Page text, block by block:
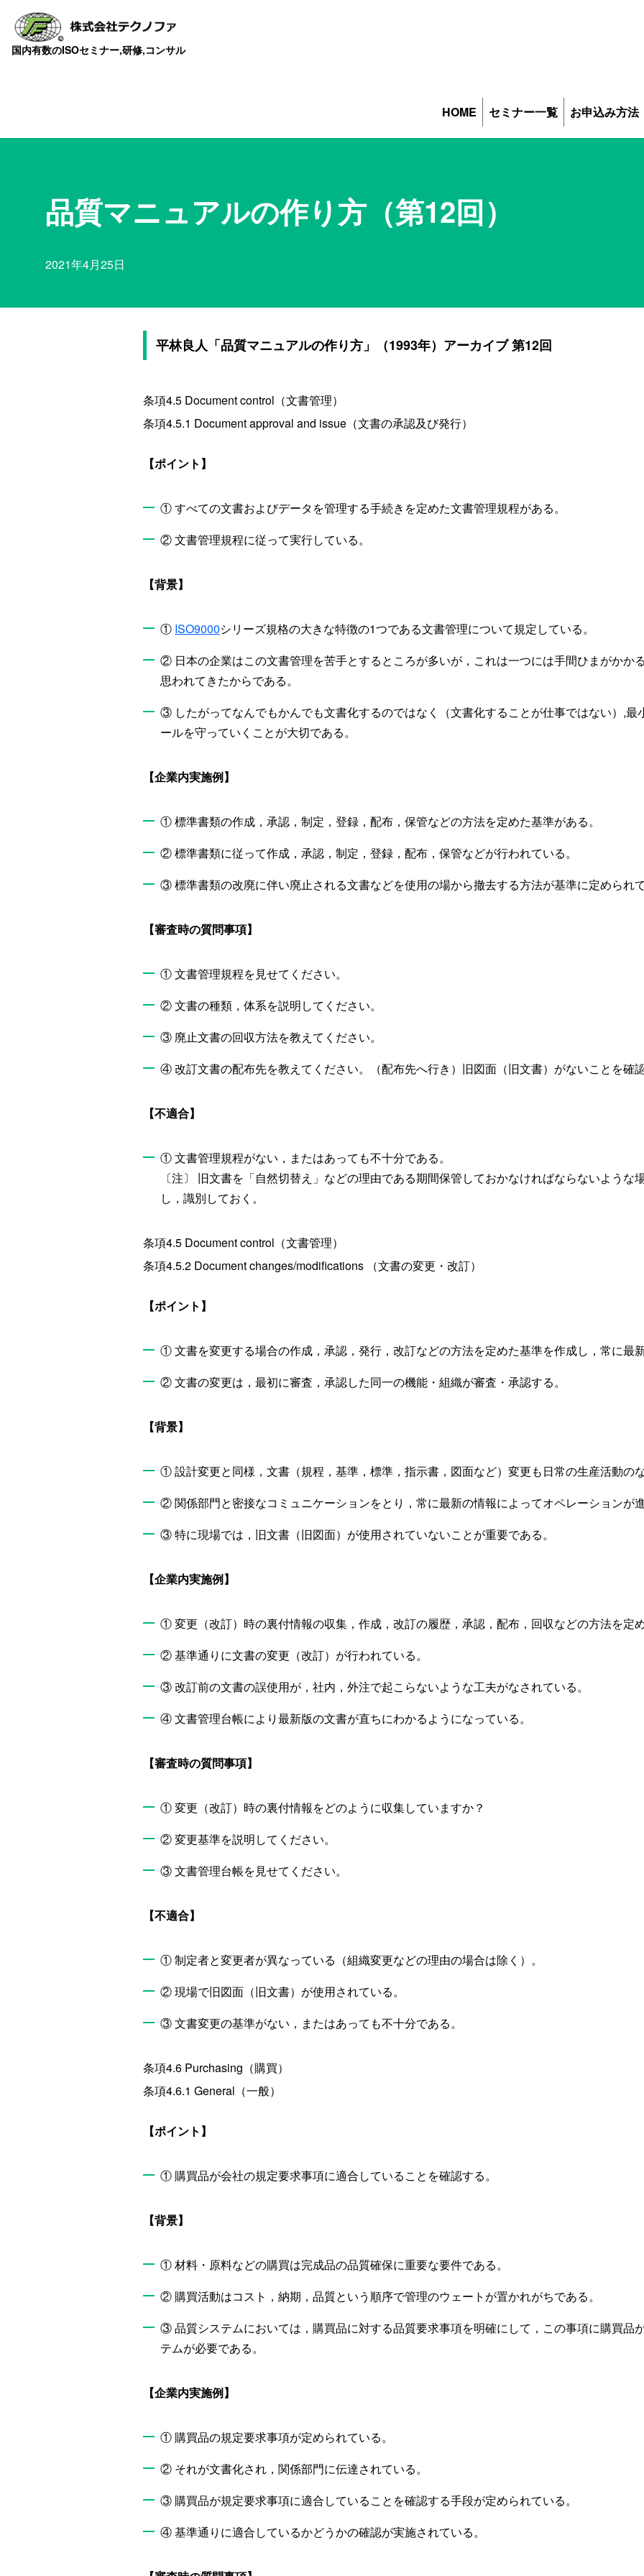
国内有数のISOセミナー,研修,コンサル
HOME セミナー一覧 お申込み方法
品質マニュアルの作り方（第12回）
2021年4月25日
平林良人「品質マニュアルの作り方」（1993年）アーカイブ 第12回
条項4.5 Document control（文書管理）
条項4.5.1 Document approval and issue（文書の承認及び発行）
【ポイント】
① すべての文書およびデータを管理する手続きを定めた文書管理規程がある。
② 文書管理規程に従って実行している。
【背景】
① ISO9000シリーズ規格の大きな特徴の1つである文書管理について規定している。
② 日本の企業はこの文書管理を苦手とするところが多いが，これは一つには手間ひまがかか
思われてきたからである。
③ したがってなんでもかんでも文書化するのではなく（文書化することが仕事ではない）,最
ールを守っていくことが大切である。
【企業内実施例】
① 標準書類の作成，承認，制定，登録，配布，保管などの方法を定めた基準がある。
② 標準書類に従って作成，承認，制定，登録，配布，保管などが行われている。
③ 標準書類の改廃に伴い廃止される文書などを使用の場から撤去する方法が基準に定められて
【審査時の質問事項】
① 文書管理規程を見せてください。
② 文書の種類，体系を説明してください。
③ 廃止文書の回収方法を教えてください。
④ 改訂文書の配布先を教えてください。（配布先へ行き）旧図面（旧文書）がないことを確認
【不適合】
① 文書管理規程がない，またはあっても不十分である。
〔注〕 旧文書を「自然切替え」などの理由である期間保管しておかなければならないような
し，識別しておく。
条項4.5 Document control（文書管理）
条項4.5.2 Document changes/modifications （文書の変更・改訂）
【ポイント】
① 文書を変更する場合の作成，承認，発行，改訂などの方法を定めた基準を作成し，常に最
② 文書の変更は，最初に審査，承認した同一の機能・組織が審査・承認する。
【背景】
① 設計変更と同様，文書（規程，基準，標準，指示書，図面など）変更も日常の生産活動の
② 関係部門と密接なコミュニケーションをとり，常に最新の情報によってオペレーションが
③ 特に現場では，旧文書（旧図面）が使用されていないことが重要である。
【企業内実施例】
① 変更（改訂）時の裏付情報の収集，作成，改訂の履歴，承認，配布，回収などの方法を定め
② 基準通りに文書の変更（改訂）が行われている。
③ 改訂前の文書の誤使用が，社内，外注で起こらないような工夫がなされている。
④ 文書管理台帳により最新版の文書が直ちにわかるようになっている。
【審査時の質問事項】
① 変更（改訂）時の裏付情報をどのように収集していますか？
② 変更基準を説明してください。
③ 文書管理台帳を見せてください。
【不適合】
① 制定者と変更者が異なっている（組織変更などの理由の場合は除く）。
② 現場で旧図面（旧文書）が使用されている。
③ 文書変更の基準がない，またはあっても不十分である。
条項4.6 Purchasing（購買）
条項4.6.1 General（一般）
【ポイント】
① 購買品が会社の規定要求事項に適合していることを確認する。
【背景】
① 材料・原料などの購買は完成品の品質確保に重要な要件である。
② 購買活動はコスト，納期，品質という順序で管理のウェートが置かれがちである。
③ 品質システムにおいては，購買品に対する品質要求事項を明確にして，この事項に購買品
テムが必要である。
【企業内実施例】
① 購買品の規定要求事項が定められている。
② それが文書化され，関係部門に伝達されている。
③ 購買品が規定要求事項に適合していることを確認する手段が定められている。
④ 基準通りに適合しているかどうかの確認が実施されている。